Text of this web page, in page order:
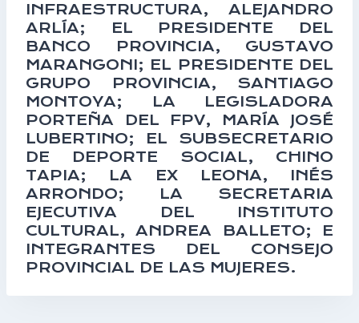
INFRAESTRUCTURA, ALEJANDRO
ARLÍA; EL PRESIDENTE DEL
BANCO PROVINCIA, GUSTAVO
MARANGONI; EL PRESIDENTE DEL
GRUPO PROVINCIA, SANTIAGO
MONTOYA; LA LEGISLADORA
PORTEÑA DEL FPV, MARÍA JOSÉ
LUBERTINO; EL SUBSECRETARIO
DE DEPORTE SOCIAL, CHINO
TAPIA; LA EX LEONA, INÉS
ARRONDO; LA SECRETARIA
EJECUTIVA DEL INSTITUTO
CULTURAL, ANDREA BALLETO; E
INTEGRANTES DEL CONSEJO
PROVINCIAL DE LAS MUJERES.